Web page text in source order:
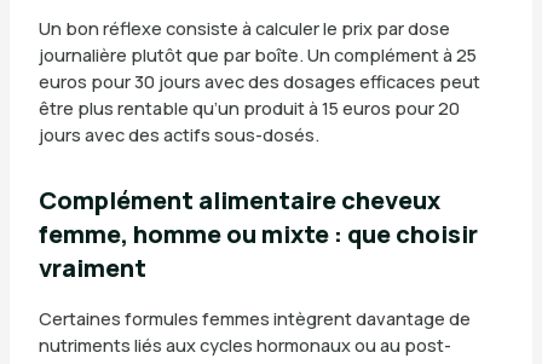
Un bon réflexe consiste à calculer le prix par dose
journalière plutôt que par boîte. Un complément à 25
euros pour 30 jours avec des dosages efficaces peut
être plus rentable qu’un produit à 15 euros pour 20
jours avec des actifs sous-dosés.
Complément alimentaire cheveux
femme, homme ou mixte : que choisir
vraiment
Certaines formules femmes intègrent davantage de
nutriments liés aux cycles hormonaux ou au post-